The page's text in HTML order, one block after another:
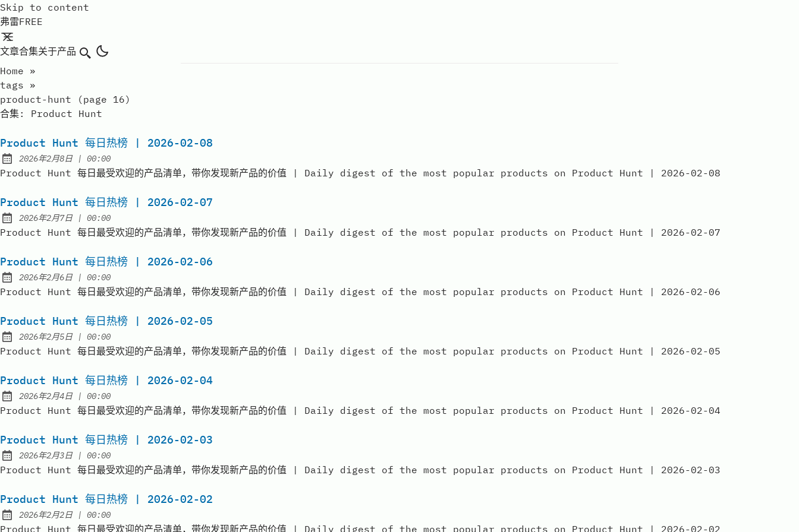
Skip to content
弗雷FREE
文章合集关于产品 搜索
Home »
tags »
product-hunt (page 16)
合集: Product Hunt
Product Hunt 每日热榜 | 2026-02-08
Published:
2026年2月8日| at
00:00
Product Hunt 每日最受欢迎的产品清单，带你发现新产品的价值 | Daily digest of the most popular products on Product Hunt | 2026-02-08
Product Hunt 每日热榜 | 2026-02-07
Published:
2026年2月7日| at
00:00
Product Hunt 每日最受欢迎的产品清单，带你发现新产品的价值 | Daily digest of the most popular products on Product Hunt | 2026-02-07
Product Hunt 每日热榜 | 2026-02-06
Published:
2026年2月6日| at
00:00
Product Hunt 每日最受欢迎的产品清单，带你发现新产品的价值 | Daily digest of the most popular products on Product Hunt | 2026-02-06
Product Hunt 每日热榜 | 2026-02-05
Published:
2026年2月5日| at
00:00
Product Hunt 每日最受欢迎的产品清单，带你发现新产品的价值 | Daily digest of the most popular products on Product Hunt | 2026-02-05
Product Hunt 每日热榜 | 2026-02-04
Published:
2026年2月4日| at
00:00
Product Hunt 每日最受欢迎的产品清单，带你发现新产品的价值 | Daily digest of the most popular products on Product Hunt | 2026-02-04
Product Hunt 每日热榜 | 2026-02-03
Published:
2026年2月3日| at
00:00
Product Hunt 每日最受欢迎的产品清单，带你发现新产品的价值 | Daily digest of the most popular products on Product Hunt | 2026-02-03
Product Hunt 每日热榜 | 2026-02-02
Published:
2026年2月2日| at
00:00
Product Hunt 每日最受欢迎的产品清单，带你发现新产品的价值 | Daily digest of the most popular products on Product Hunt | 2026-02-02